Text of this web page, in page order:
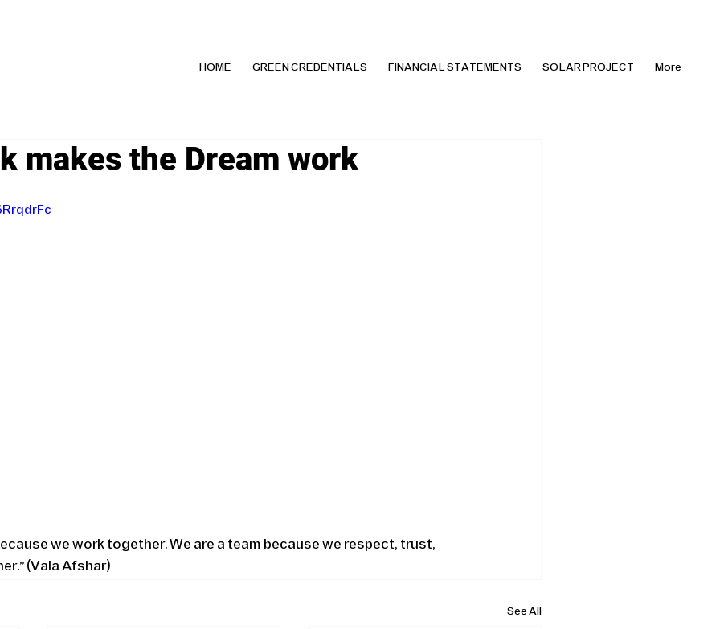
HOME GREEN CREDENTIALS FINANCIAL STATEMENTS SOLAR PROJECT More
makes the Dream work
we work together. We are a team because we respect, trust,
(Vala Afshar)
See All